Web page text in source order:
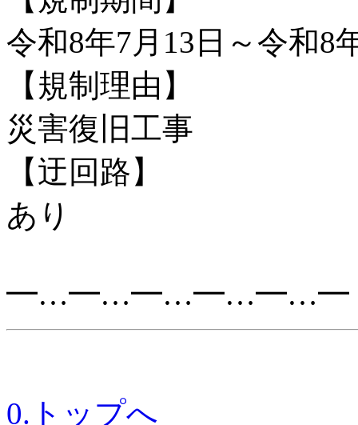
令和8年7月13日～令和8
【規制理由】
災害復旧工事
【迂回路】
あり
━…━…━…━…━…━
0.トップへ